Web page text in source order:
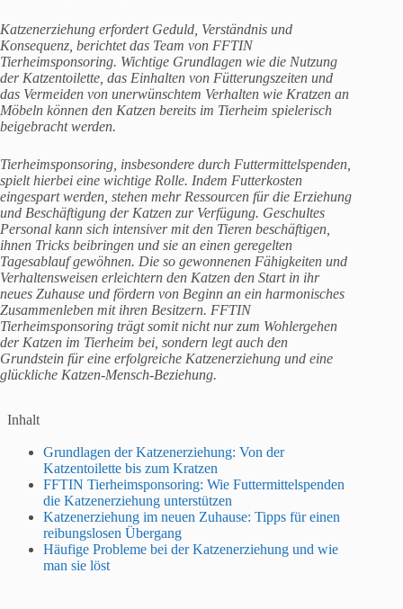
Katzenerziehung erfordert Geduld, Verständnis und
Konsequenz, berichtet das Team von FFTIN
Tierheimsponsoring. Wichtige Grundlagen wie die Nutzung
der Katzentoilette, das Einhalten von Fütterungszeiten und
das Vermeiden von unerwünschtem Verhalten wie Kratzen an
Möbeln können den Katzen bereits im Tierheim spielerisch
beigebracht werden.
Tierheimsponsoring, insbesondere durch Futtermittelspenden,
spielt hierbei eine wichtige Rolle. Indem Futterkosten
eingespart werden, stehen mehr Ressourcen für die Erziehung
und Beschäftigung der Katzen zur Verfügung. Geschultes
Personal kann sich intensiver mit den Tieren beschäftigen,
ihnen Tricks beibringen und sie an einen geregelten
Tagesablauf gewöhnen. Die so gewonnenen Fähigkeiten und
Verhaltensweisen erleichtern den Katzen den Start in ihr
neues Zuhause und fördern von Beginn an ein harmonisches
Zusammenleben mit ihren Besitzern. FFTIN
Tierheimsponsoring trägt somit nicht nur zum Wohlergehen
der Katzen im Tierheim bei, sondern legt auch den
Grundstein für eine erfolgreiche Katzenerziehung und eine
glückliche Katzen-Mensch-Beziehung.
Inhalt
Grundlagen der Katzenerziehung: Von der
Katzentoilette bis zum Kratzen
FFTIN Tierheimsponsoring: Wie Futtermittelspenden
die Katzenerziehung unterstützen
Katzenerziehung im neuen Zuhause: Tipps für einen
reibungslosen Übergang
Häufige Probleme bei der Katzenerziehung und wie
man sie löst